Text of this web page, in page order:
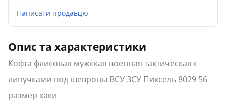
Написати продавцю
Опис та характеристики
Кофта флисовая мужская военная тактическая с
липучками под шевроны ВСУ ЗСУ Пиксель 8029 56
размер хаки